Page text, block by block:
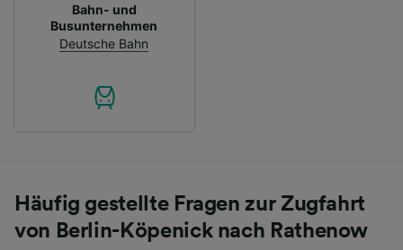
Bahn- und
Busunternehmen
Deutsche Bahn
Häufig gestellte Fragen zur Zugfahrt
von Berlin-Köpenick nach Rathenow